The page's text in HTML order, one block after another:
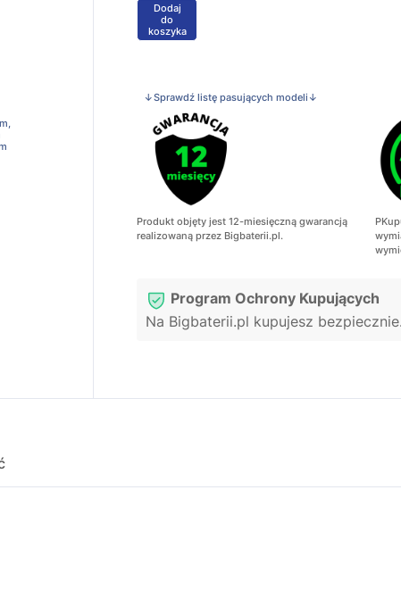
+
Dodaj
do
koszyka
↓Sprawdź listę pasujących modeli↓
Produkt objęty jest 12-miesięczną gwarancją
realizowaną przez Bigbaterii.pl.
Program Ochrony Kupujących
Na Bigbaterii.pl kupujesz bezpiecznie.